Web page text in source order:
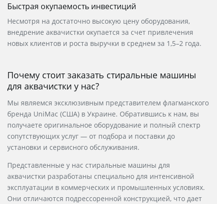
Быстрая окупаемость инвестиций
Несмотря на достаточно высокую цену оборудования,
внедрение аквачистки окупается за счет привлечения
новых клиентов и роста выручки в среднем за 1,5–2 года.
Почему стоит заказать стиральные машины
для аквачистки у нас?
Мы являемся эксклюзивным представителем флагманского
бренда UniMac (США) в Украине. Обратившись к нам, вы
получаете оригинальное оборудование и полный спектр
сопутствующих услуг — от подбора и поставки до
установки и сервисного обслуживания.
Представленные у нас стиральные машины для
аквачистки разработаны специально для интенсивной
эксплуатации в коммерческих и промышленных условиях.
Они отличаются подрессоренной конструкцией, что дает